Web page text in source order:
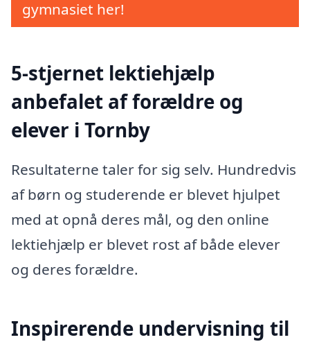
gymnasiet her!
5-stjernet lektiehjælp
anbefalet af forældre og
elever i Tornby
Resultaterne taler for sig selv. Hundredvis
af børn og studerende er blevet hjulpet
med at opnå deres mål, og den online
lektiehjælp er blevet rost af både elever
og deres forældre.
Inspirerende undervisning til